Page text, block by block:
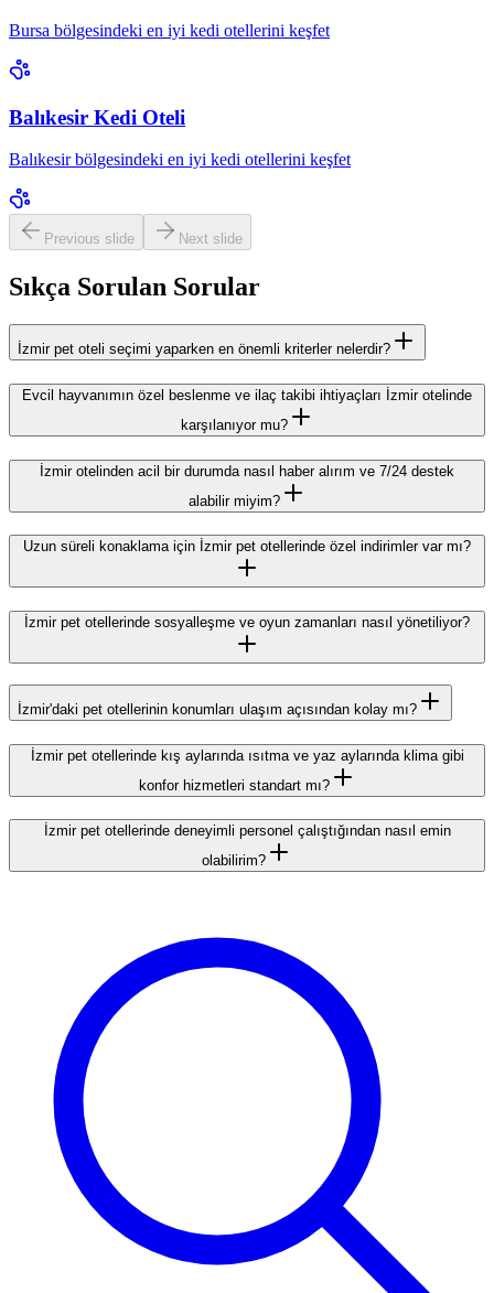
Bursa bölgesindeki en iyi kedi otellerini keşfet
Balıkesir Kedi Oteli
Balıkesir bölgesindeki en iyi kedi otellerini keşfet
Previous slide Next slide
Sıkça Sorulan Sorular
İzmir pet oteli seçimi yaparken en önemli kriterler nelerdir?
Evcil hayvanımın özel beslenme ve ilaç takibi ihtiyaçları İzmir otelinde
karşılanıyor mu?
İzmir otelinden acil bir durumda nasıl haber alırım ve 7/24 destek
alabilir miyim?
Uzun süreli konaklama için İzmir pet otellerinde özel indirimler var mı?
İzmir pet otellerinde sosyalleşme ve oyun zamanları nasıl yönetiliyor?
İzmir'daki pet otellerinin konumları ulaşım açısından kolay mı?
İzmir pet otellerinde kış aylarında ısıtma ve yaz aylarında klima gibi
konfor hizmetleri standart mı?
İzmir pet otellerinde deneyimli personel çalıştığından nasıl emin
olabilirim?